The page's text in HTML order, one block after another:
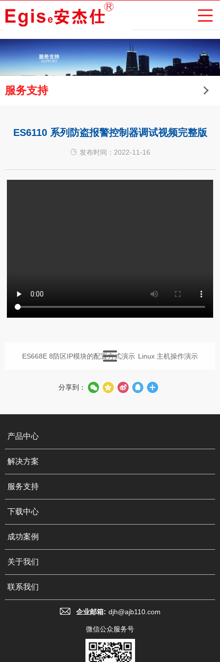
服务支持
ES6110 系列防盗报警控制器调试视频完整版
发布时间：2022-11-16
ES668E 8防区IP模块的配置方式演示 Linux 主机操作演示
分享到：
产品中心
解决方案
服务支持
下载中心
成功案例
关于我们
联系我们
企业邮箱: djh@ajb110.com
微信公众服务号